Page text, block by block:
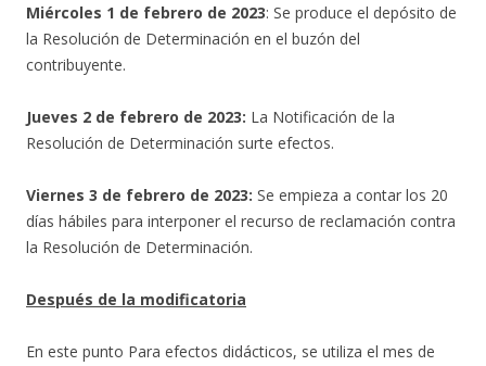
Miércoles 1 de febrero de 2023: Se produce el depósito de
la Resolución de Determinación en el buzón del
contribuyente.
Jueves 2 de febrero de 2023: La Notificación de la
Resolución de Determinación surte efectos.
Viernes 3 de febrero de 2023: Se empieza a contar los 20
días hábiles para interponer el recurso de reclamación contra
la Resolución de Determinación.
Después de la modificatoria
En este punto Para efectos didácticos, se utiliza el mes de